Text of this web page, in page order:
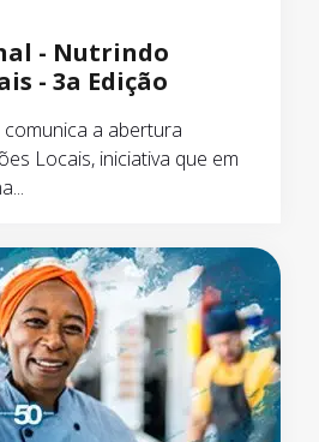
- Nutrindo
- 3a Edição
a abertura
Locais, iniciativa que em